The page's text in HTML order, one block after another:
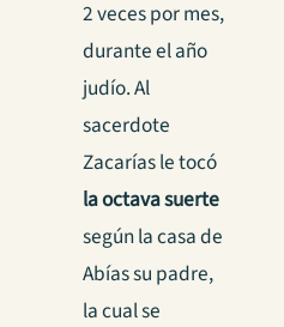
2 veces por mes,
durante el año
judío. Al
sacerdote
Zacarías le tocó
la octava suerte
según la casa de
Abías su padre,
la cual se